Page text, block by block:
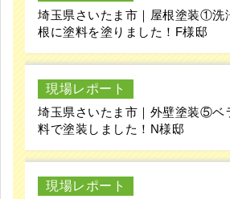
埼玉県さいたま市｜屋根塗装①洗
根に塗料を塗りました！F様邸
現場レポート
埼玉県さいたま市｜外壁塗装⑤ベ
料で塗装しました！N様邸
現場レポート